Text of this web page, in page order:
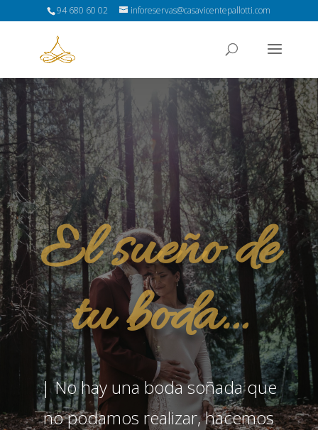
94 680 60 02 inforeservas@casavicentepallotti.com
El sueño de
tu boda…
| No hay una boda soñada que
no podamos realizar, hacemos